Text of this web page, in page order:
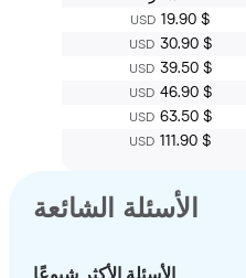
USD
USD
USD
USD
USD
USD
الأسئلة الشائعة